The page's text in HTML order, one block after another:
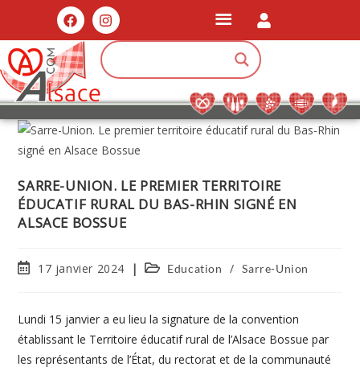
SARRE-UNION. LE PREMIER TERRITOIRE
ÉDUCATIF RURAL DU BAS-RHIN SIGNÉ EN
ALSACE BOSSUE
17 janvier 2024 Education / Sarre-Union
Lundi 15 janvier a eu lieu la signature de la convention
établissant le Territoire éducatif rural de l’Alsace Bossue par
les représentants de l’État, du rectorat et de la communauté